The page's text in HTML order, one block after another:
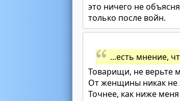
это ничего не
только после войн.
...есть мнение,
Товарищи, не верьте
От женщины никак не
Точнее, как ниже